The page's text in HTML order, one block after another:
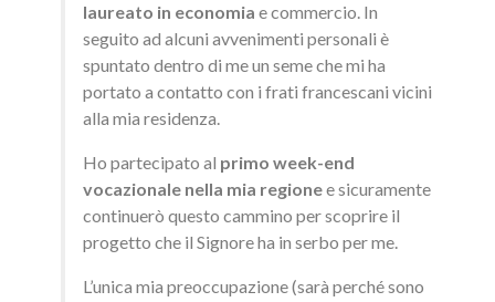
laureato in economia e commercio. In
seguito ad alcuni avvenimenti personali è
spuntato dentro di me un seme che mi ha
portato a contatto con i frati francescani vicini
alla mia residenza.
Ho partecipato al primo week-end
vocazionale nella mia regionee sicuramente
continuerò questo cammino per scoprire il
progetto che il Signore ha in serbo per me.
L’unica mia preoccupazione (sarà perché sono